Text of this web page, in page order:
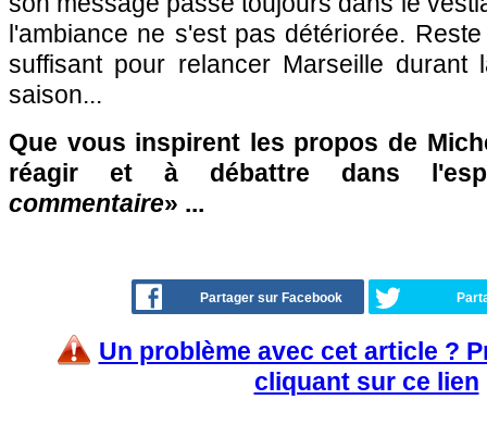
l'ambiance ne s'est pas détériorée.
suffisant pour relancer Marseille durant
saison...
Que vous inspirent les propos de
réagir et à débattre dans
commentaire» ...
Partager sur Facebook
Un problème avec cet article ?
cliquant sur ce lien